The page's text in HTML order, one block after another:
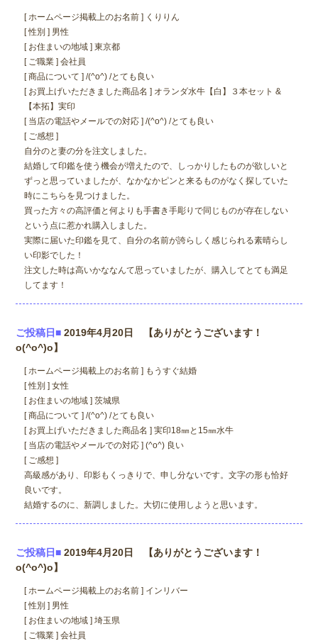
[ ホームページ掲載上のお名前 ] くりりん
[ 性別 ] 男性
[ お住まいの地域 ] 東京都
[ ご職業 ] 会社員
[ 商品について ] /(^o^) /とても良い
[ お買上げいただきました商品名 ] オランダ水牛【白】３本セット &
【本拓】実印
[ 当店の電話やメールでの対応 ] /(^o^) /とても良い
[ ご感想 ]
自分のと妻の分を注文しました。
結婚して印鑑を使う機会が増えたので、しっかりしたものが欲しいと
ずっと思っていましたが、なかなかピンと来るものがなく探していた
時にこちらを見つけました。
買った方々の高評価と何よりも手書き手彫りで同じものが存在しない
という点に惹かれ購入しました。
実際に届いた印鑑を見て、自分の名前が誇らしく感じられる素晴らし
い印影でした！
注文した時は高いかななんて思っていましたが、購入してとても満足
してます！
ご投稿日■ 2019年4月20日 【ありがとうございます！
o(^o^)o】
[ ホームページ掲載上のお名前 ] もうすぐ結婚
[ 性別 ] 女性
[ お住まいの地域 ] 茨城県
[ 商品について ] /(^o^) /とても良い
[ お買上げいただきました商品名 ] 実印18㎜と15㎜水牛
[ 当店の電話やメールでの対応 ] (^o^) 良い
[ ご感想 ]
高級感があり、印影もくっきりで、申し分ないです。文字の形も恰好
良いです。
結婚するのに、新調しました。大切に使用しようと思います。
ご投稿日■ 2019年4月20日 【ありがとうございます！
o(^o^)o】
[ ホームページ掲載上のお名前 ] インリバー
[ 性別 ] 男性
[ お住まいの地域 ] 埼玉県
[ ご職業 ] 会社員